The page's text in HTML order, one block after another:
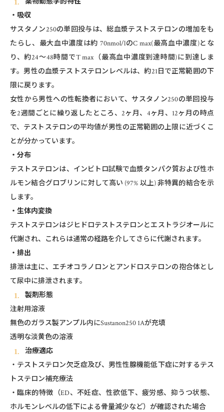
・吸収
サスタノン250の単回投与は、総血漿テストステロンの増加をも
たらし、最大血中濃度は約 70nmol/lのC max(最高血中濃度)とな
り、約24～48時間でT max（最高血中濃度到達時間)に到達しま
す。男性の血漿テストステロンレベルは、約21日で正常範囲の下
限に戻ります。
女性から男性への性転換者において、サスタノン250の単回投与
を2週間ごとに繰り返したところ、2ヶ月、4ヶ月、12ヶ月の時点
で、テストステロンの平均値が男性の正常範囲の上限に近づくこ
とが分かっています。
・分布
テストステロンは、インビトロ試験で血漿タンパク質および性ホ
ルモン結合グロブリンに対して高い (97% 以上) 非特異的結合を示
します。
・生体内変換
テストステロンはジヒドロテストステロンとエストラジオールに
代謝され、これらは通常の経路を介してさらに代謝されます。
・排出
排泄は主に、エチオコラノロンとアンドロステロンの抱合体とし
て尿中に排泄されます。
製剤形態
注射用溶液
無色のガラス製アンプル内にSustanon250 1Aが充填
透明な淡黄色の溶液
治療適応
・テストステロン欠乏症及び、男性性腺機能低下症に対するテス
トステロン補充療法
・臨床的特徴（ED、不妊症、性欲低下、疲労感、抑うつ状態、
ホルモンレベルの低下による⾻量減少など）が確認された場合